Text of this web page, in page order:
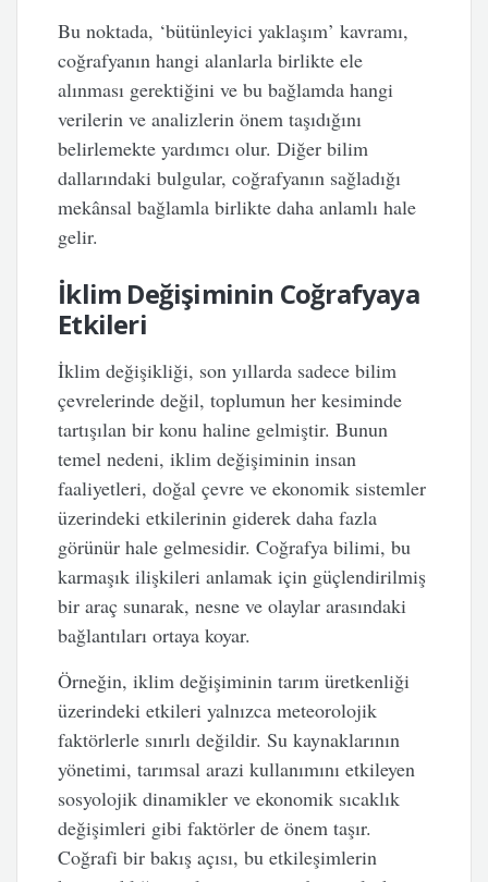
Bu noktada, ‘bütünleyici yaklaşım’ kavramı,
coğrafyanın hangi alanlarla birlikte ele
alınması gerektiğini ve bu bağlamda hangi
verilerin ve analizlerin önem taşıdığını
belirlemekte yardımcı olur. Diğer bilim
dallarındaki bulgular, coğrafyanın sağladığı
mekânsal bağlamla birlikte daha anlamlı hale
gelir.
İklim Değişiminin Coğrafyaya
Etkileri
İklim değişikliği, son yıllarda sadece bilim
çevrelerinde değil, toplumun her kesiminde
tartışılan bir konu haline gelmiştir. Bunun
temel nedeni, iklim değişiminin insan
faaliyetleri, doğal çevre ve ekonomik sistemler
üzerindeki etkilerinin giderek daha fazla
görünür hale gelmesidir. Coğrafya bilimi, bu
karmaşık ilişkileri anlamak için güçlendirilmiş
bir araç sunarak, nesne ve olaylar arasındaki
bağlantıları ortaya koyar.
Örneğin, iklim değişiminin tarım üretkenliği
üzerindeki etkileri yalnızca meteorolojik
faktörlerle sınırlı değildir. Su kaynaklarının
yönetimi, tarımsal arazi kullanımını etkileyen
sosyolojik dinamikler ve ekonomik sıcaklık
değişimleri gibi faktörler de önem taşır.
Coğrafi bir bakış açısı, bu etkileşimlerin